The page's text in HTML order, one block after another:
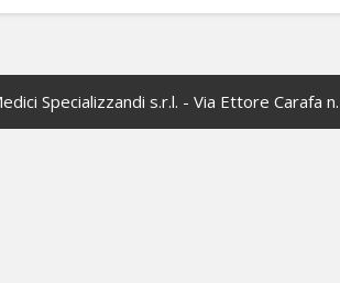
Specializzandi s.r.l. - Via Ettore